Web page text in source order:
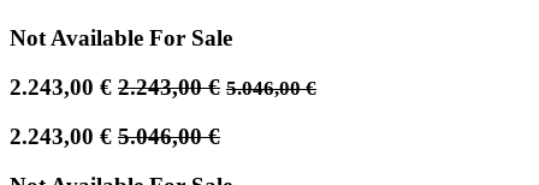
Not Available For Sale
2.243,00 € 2.243,00€ 5.046,00€
2.243,00 € 5.046,00€